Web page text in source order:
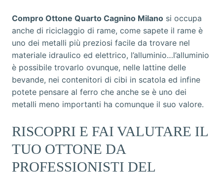
Compro Ottone Quarto Cagnino Milano si occupa
anche di riciclaggio di rame, come sapete il rame è
uno dei metalli più preziosi facile da trovare nel
materiale idraulico ed elettrico, l’alluminio…l’alluminio
è possibile trovarlo ovunque, nelle lattine delle
bevande, nei contenitori di cibi in scatola ed infine
potete pensare al ferro che anche se è uno dei
metalli meno importanti ha comunque il suo valore.
RISCOPRI E FAI VALUTARE IL
TUO OTTONE DA
PROFESSIONISTI DEL